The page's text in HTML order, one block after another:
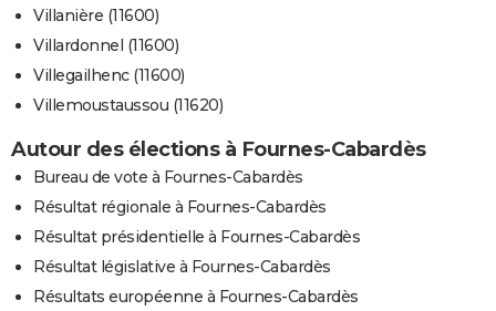
Villanière (11600)
Villardonnel (11600)
Villegailhenc (11600)
Villemoustaussou (11620)
Autour des élections à Fournes-Cabardès
Bureau de vote à Fournes-Cabardès
Résultat régionale à Fournes-Cabardès
Résultat présidentielle à Fournes-Cabardès
Résultat législative à Fournes-Cabardès
Résultats européenne à Fournes-Cabardès